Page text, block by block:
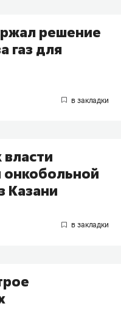
решение
газ для
власти
онкобольной
Казани